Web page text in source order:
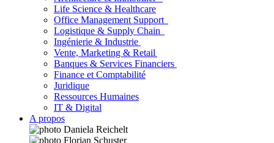
Life Science & Healthcare
Office Management Support
Logistique & Supply Chain
Ingénierie & Industrie
Vente, Marketing & Retail
Banques & Services Financiers
Finance et Comptabilité
Juridique
Ressources Humaines
IT & Digital
A propos